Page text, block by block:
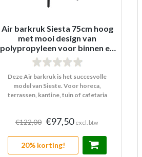
Air barkruk Siesta 75cm hoog
met mooi design van
polypropyleen voor binnen en
buiten
Deze Air barkruk is het succesvolle
model van Sieste. Voor horeca,
terrassen, kantine, tuin of cafetaria
€122,00 €97,50 excl. btw
20% korting!